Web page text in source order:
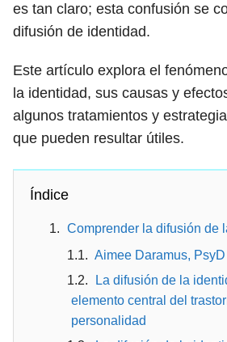
es tan claro; esta confusión se
difusión de identidad.
Este artículo explora el
la identidad, sus causas y
algunos tratamientos y
que pueden resultar útiles.
Índice
Comprender la difusión de
Aimee Daramus, PsyD
La difusión de la
elemento central del
personalidad